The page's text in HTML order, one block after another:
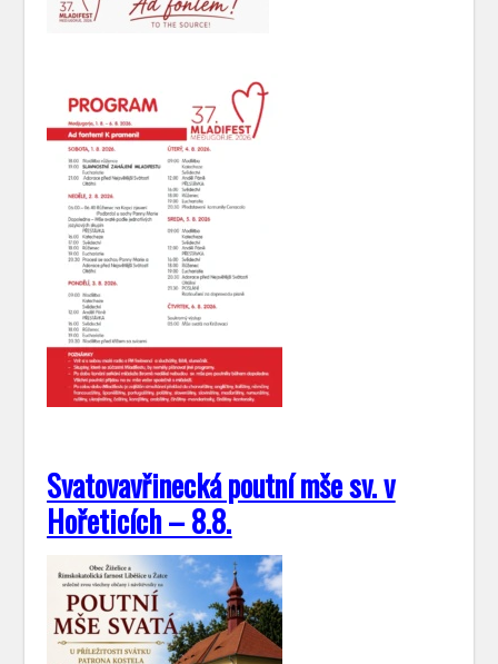
Svatovavřinecká poutní mše sv. v
Hořeticích – 8.8.